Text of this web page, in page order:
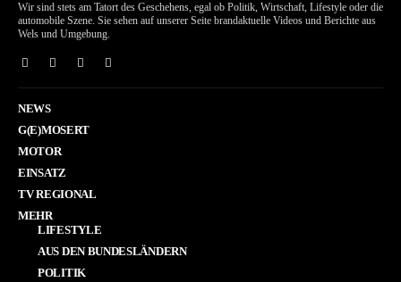
Wir sind stets am Tatort des Geschehens, egal ob Politik, Wirtschaft, Lifestyle oder die
automobile Szene. Sie sehen auf unserer Seite brandaktuelle Videos und Berichte aus
Wels und Umgebung.
NEWS
G(E)MOSERT
MOTOR
EINSATZ
TV REGIONAL
MEHR
LIFESTYLE
AUS DEN BUNDESLÄNDERN
POLITIK